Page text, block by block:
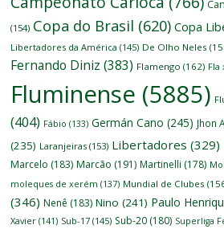
(154) Copa do Brasil (620) Copa
Libertadores da América (145) De Olho Neles
Fernando Diniz (383) Flamengo (162) Fla
Fluminense (5885)
(404) Fábio (133) Germán Cano (245) Jhon
(235) Laranjeiras (153) Libertadores (329)
Marcelo (183) Marcão (191) Martinelli (178)
moleques de xerém (137) Mundial de Clubes
(346) Nenê (183) Nino (241) Paulo
Xavier (141) Sub-17 (145) Sub-20 (180) Superliga